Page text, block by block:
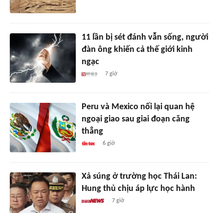
11 lần bị sét đánh vẫn sống, người
đàn ông khiến cả thế giới kinh
ngạc
7 giờ
Peru và Mexico nối lại quan hệ
ngoại giao sau giai đoạn căng
thẳng
6 giờ
Xả súng ở trường học Thái Lan:
Hung thủ chịu áp lực học hành
7 giờ